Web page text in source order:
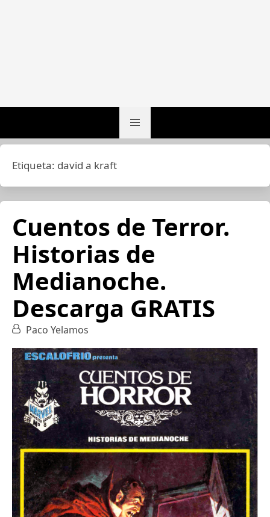
Etiqueta: david a kraft
Cuentos de Terror.
Historias de
Medianoche.
Descarga GRATIS
Paco Yelamos